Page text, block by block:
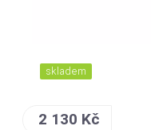
skladem
2 130 Kč